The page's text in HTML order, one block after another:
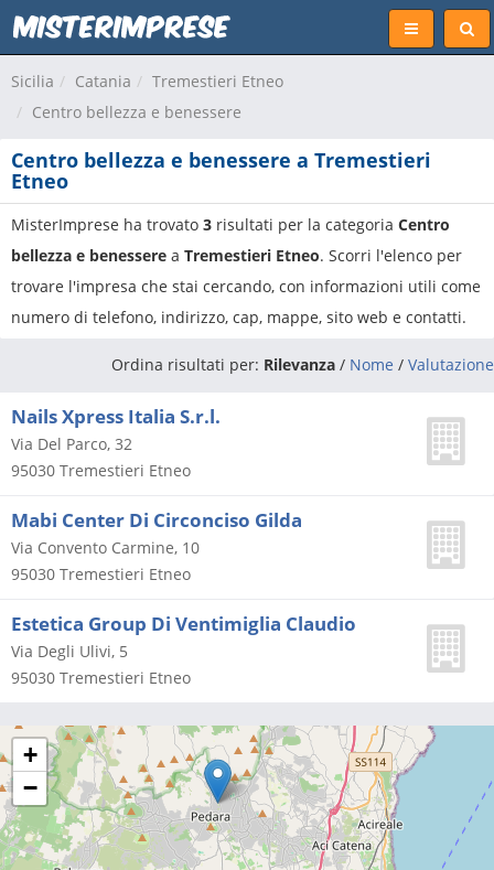
Sicilia Catania
Tremestieri Etneo
Centro bellezza e benessere
Centro bellezza e benessere a Tremestieri
Etneo
MisterImprese ha trovato 3 risultati per la categoria Centro
bellezza e benessere a Tremestieri Etneo. Scorri l'elenco per
trovare l'impresa che stai cercando, con informazioni utili come
numero di telefono, indirizzo, cap, mappe, sito web e contatti.
Ordina risultati per: Rilevanza / Nome / Valutazione
Nails Xpress Italia S.r.l.
Via Del Parco, 32
95030 Tremestieri Etneo
Mabi Center Di Circonciso Gilda
Via Convento Carmine, 10
95030 Tremestieri Etneo
Estetica Group Di Ventimiglia Claudio
Via Degli Ulivi, 5
95030 Tremestieri Etneo
+
−